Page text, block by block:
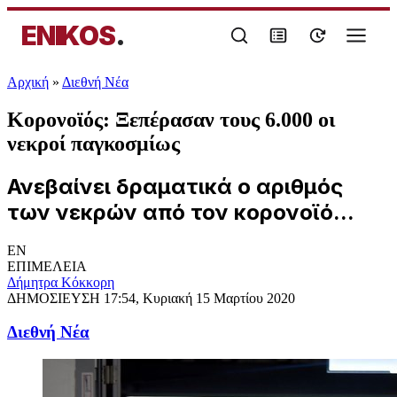
ENIKOS.
Αρχική » Διεθνή Νέα
Κορονοϊός: Ξεπέρασαν τους 6.000 οι
νεκροί παγκοσμίως
Ανεβαίνει δραματικά ο αριθμός
των νεκρών από τον κορονοϊό...
EN
ΕΠΙΜΕΛΕΙΑ
Δήμητρα Κόκκορη
ΔΗΜΟΣΙΕΥΣΗ 17:54, Κυριακή 15 Μαρτίου 2020
Διεθνή Νέα